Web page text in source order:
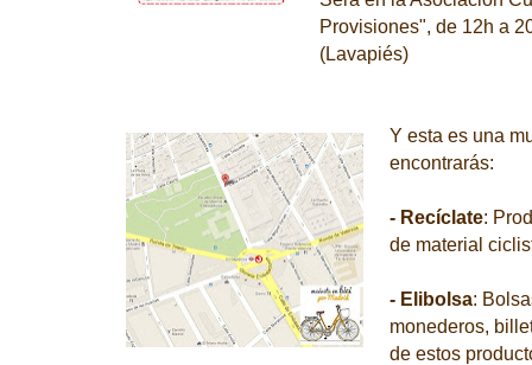
Provisiones", de 12h a
(Lavapiés)
Y esta es una
encontrarás:
- Recíclate:
de material
- Elibolsa:
monederos,
de estos